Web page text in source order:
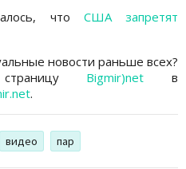
что США запретят
новости раньше всех?
Bigmir)net в
.
видео пар